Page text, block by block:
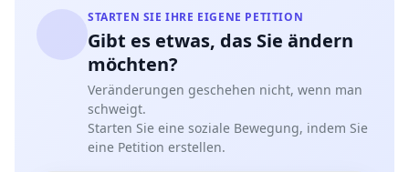
STARTEN SIE IHRE EIGENE PETITION
Gibt es etwas, das Sie ändern
möchten?
Veränderungen geschehen nicht, wenn man
schweigt.
Starten Sie eine soziale Bewegung, indem Sie
eine Petition erstellen.